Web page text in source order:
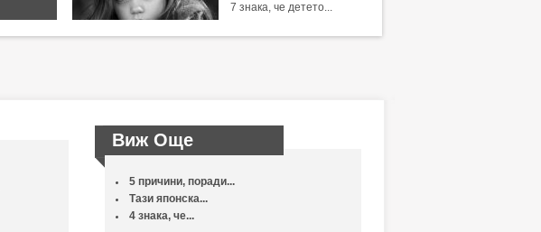
7 знака, че детето...
Виж Още
5 причини, поради...
Тази японска...
4 знака, че...